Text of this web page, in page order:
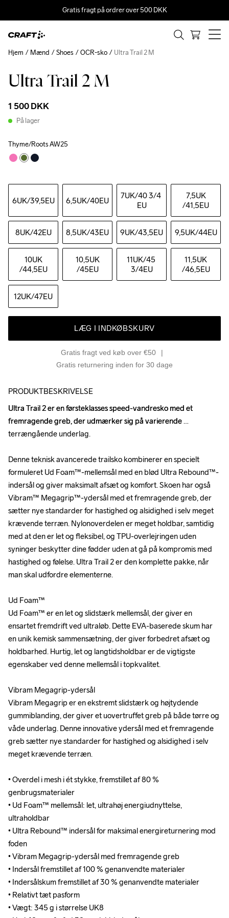
Gratis fragt på ordrer over 500 DKK
Ultra Trail 2 M
1 500 DKK
På lager
Thyme/Roots AW25
6UK/39,5EU 6,5UK/40EU 7UK/40 3/4
EU
7,5UK
/41,5EU
8UK/42EU 8,5UK/43EU 9UK/43,5EU 9,5UK/44EU
10UK
/44,5EU
10,5UK
/45EU
11UK/45
3/4EU
11,5UK
/46,5EU
12UK/47EU
LÆG I INDKØBSKURV
Gratis fragt ved køb over €50
Gratis returnering inden for 30 dage
Hjem Mænd Shoes OCR-sko Ultra Trail 2 M
PRODUKTBESKRIVELSE
Ultra Trail 2 er en førsteklasses speed-vandresko med et
fremragende greb, der udmærker sig på varierende
terrængående underlag.
Denne teknisk avancerede trailsko kombinerer en specielt
formuleret Ud Foam™-mellemsål med en blød Ultra Rebound™-
indersål og giver maksimalt afsæt og komfort. Skoen har også
Vibram™ Megagrip™-ydersål med et fremragende greb, der
sætter nye standarder for hastighed og alsidighed i selv meget
krævende terræn. Nylonoverdelen er meget holdbar, samtidig
med at den er let og fleksibel, og TPU-overlejringen uden
syninger beskytter dine fødder uden at gå på kompromis med
hastighed og følelse. Ultra Trail 2 er den komplette pakke, når
man skal udfordre elementerne.
Ud Foam™
Ud Foam™ er en let og slidstærk mellemsål, der giver en
ensartet fremdrift ved ultraløb. Dette EVA-baserede skum har
en unik kemisk sammensætning, der giver forbedret afsæt og
holdbarhed. Hurtig, let og langtidsholdbar er de vigtigste
egenskaber ved denne mellemsål i topkvalitet.
Vibram Megagrip-ydersål
Vibram Megagrip er en ekstremt slidstærk og højtydende
gummiblanding, der giver et uovertruffet greb på både tørre og
våde underlag. Denne innovative ydersål med et fremragende
greb sætter nye standarder for hastighed og alsidighed i selv
meget krævende terræn.
• Overdel i mesh i ét stykke, fremstillet af 80 %
genbrugsmaterialer
• Ud Foam™ mellemsål: let, ultrahøj energiudnyttelse,
ultraholdbar
• Ultra Rebound™ indersål for maksimal energireturnering mod
foden
• Vibram Megagrip-ydersål med fremragende greb
• Indersål fremstillet af 100 % genanvendte materialer
• Indersålskum fremstillet af 30 % genanvendte materialer
• Relativt tæt pasform
• Vægt: 345 g i størrelse UK8
Ultra Trail 2 er en førsteklasses speed-vandresko med et
fremragende greb, der udmærker sig på varierende
terrængående underlag.
Denne teknisk avancerede trailsko kombinerer en specielt
formuleret Ud Foam™-mellemsål med en blød Ultra Rebound™-
indersål og giver maksimalt afsæt og komfort. Skoen har også
Vibram™ Megagrip™-ydersål med et fremragende greb, der
sætter nye standarder for hastighed og alsidighed i selv meget
krævende terræn. Nylonoverdelen er meget holdbar, samtidig
med at den er let og fleksibel, og TPU-overlejringen uden
syninger beskytter dine fødder uden at gå på kompromis med
hastighed og følelse. Ultra Trail 2 er den komplette pakke, når
man skal udfordre elementerne.
Ud Foam™
Ud Foam™ er en let og slidstærk mellemsål, der giver en
ensartet fremdrift ved ultraløb. Dette EVA-baserede skum har
en unik kemisk sammensætning, der giver forbedret afsæt og
holdbarhed. Hurtig, let og langtidsholdbar er de vigtigste
egenskaber ved denne mellemsål i topkvalitet.
Vibram Megagrip-ydersål
Vibram Megagrip er en ekstremt slidstærk og højtydende
gummiblanding, der giver et uovertruffet greb på både tørre og
våde underlag. Denne innovative ydersål med et fremragende
greb sætter nye standarder for hastighed og alsidighed i selv
meget krævende terræn.
• Overdel i mesh i ét stykke, fremstillet af 80 %
genbrugsmaterialer
• Ud Foam™ mellemsål: let, ultrahøj energiudnyttelse,
ultraholdbar
• Ultra Rebound™ indersål for maksimal energireturnering mod
foden
• Vibram Megagrip-ydersål med fremragende greb
• Indersål fremstillet af 100 % genanvendte materialer
• Indersålskum fremstillet af 30 % genanvendte materialer
• Relativt tæt pasform
• Vægt: 345 g i størrelse UK8